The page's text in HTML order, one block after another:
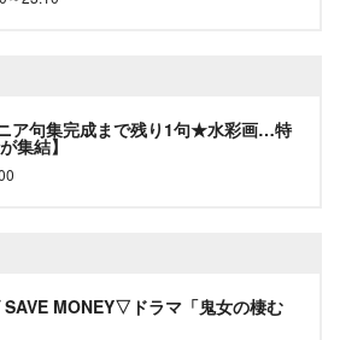
ア句集完成まで残り1句★水彩画…特
集結】
MONEY▽ドラマ「鬼女の棲む